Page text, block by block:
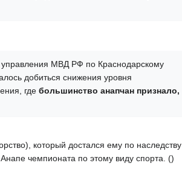
управления МВД РФ по Краснодарскому
добиться снижения уровня
где большинство анапчан признало,
который достался ему по наследству
чемпионата по этому виду спорта. ()